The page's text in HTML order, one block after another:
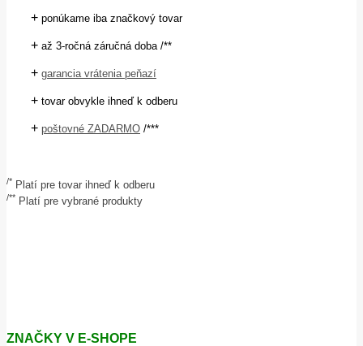
+ ponúkame iba značkový tovar
+ až 3-ročná záručná doba /**
+ garancia vrátenia peňazí
+ tovar obvykle ihneď k odberu
+ poštovné ZADARMO /***
/* Platí pre tovar ihneď k odberu
/** Platí pre vybrané produkty
ZNAČKY V E-SHOPE